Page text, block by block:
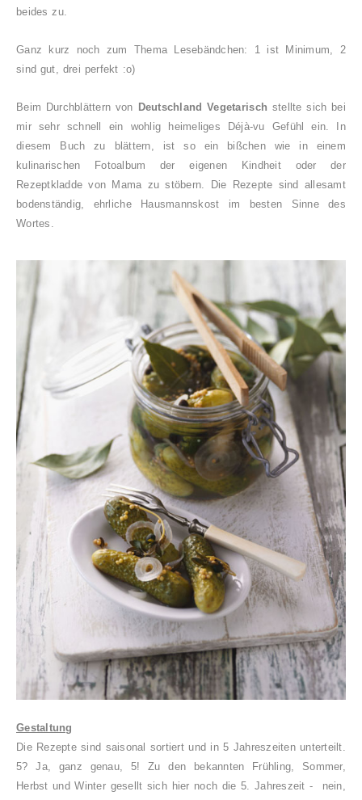
beides zu.
Ganz kurz noch zum Thema Lesebändchen: 1 ist Minimum, 2
sind gut, drei perfekt :o)
Beim Durchblättern von Deutschland Vegetarisch stellte sich bei
mir sehr schnell ein wohlig heimeliges Déjà-vu Gefühl ein. In
diesem Buch zu blättern, ist so ein bißchen wie in einem
kulinarischen Fotoalbum der eigenen Kindheit oder der
Rezeptkladde von Mama zu stöbern. Die Rezepte sind allesamt
bodenständig, ehrliche Hausmannskost im besten Sinne des
Wortes.
Gestaltung
Die Rezepte sind saisonal sortiert und in 5 Jahreszeiten unterteilt.
5? Ja, ganz genau, 5! Zu den bekannten Frühling, Sommer,
Herbst und Winter gesellt sich hier noch die 5. Jahreszeit - nein,